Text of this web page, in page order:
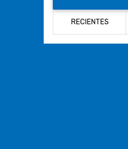
RECIENTES
de diálogo: Lo que ven analistas